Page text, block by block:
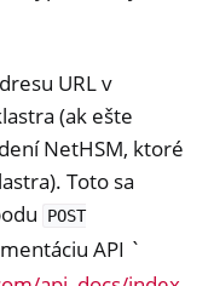
URL v
(ak ešte
NetHSM, ktoré
Toto sa
POST
API `